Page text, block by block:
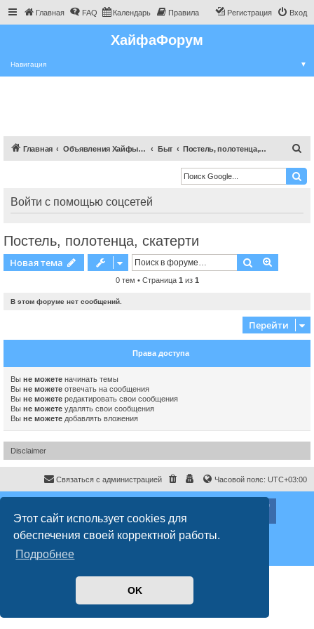
Этот сайт использует cookies для
обеспечения своей корректной работы.
Подробнее
OK
Главная FAQ Календарь Правила Вход
Регистрация
ХайфаФорум
Навигация ▼
Главная Объявления Хайфы и крайот Быт Постель, полотенца, скатерти
и
к
Войти с помощью соцсетей
Постель, полотенца, скатерти
Новая тема Поиск
0 тем • Страница 1 из 1
В этом форуме нет сообщений.
Перейти
Права доступа
Вы не можете начинать темы
Вы не можете отвечать на сообщения
Вы не можете редактировать свои сообщения
Вы не можете удалять свои сообщения
Вы не можете добавлять вложения
Disclaimer
Часовой пояс: UTC+03:00
Связаться с администрацией
Создано на основеphpBB® Forum Software © phpBB Limited
Русская поддержка phpBB
Конфиденциальность